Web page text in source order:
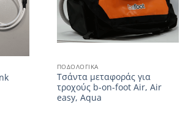
ΠΟΔΟΛΟΓΙΚΆ
Τσάντα μεταφοράς για
τροχούς b-on-foot Air, Air
easy, Aqua